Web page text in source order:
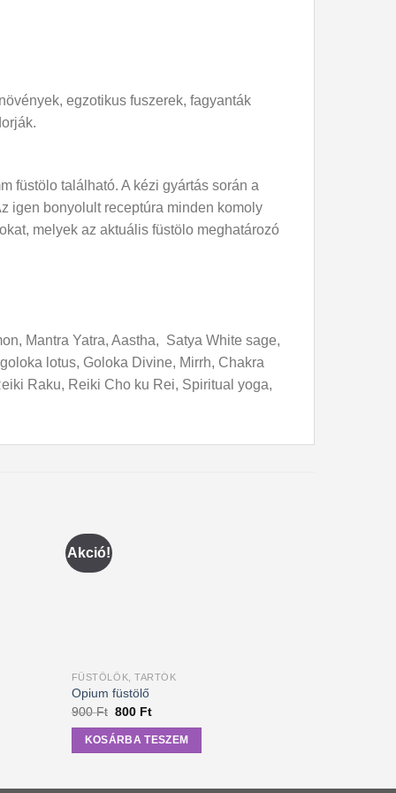
egzotikus fuszerek, fagyanták
füstölo található. A kézi gyártás során a
igen bonyolult receptúra minden komoly
melyek az aktuális füstölo meghatározó
Mantra Yatra, Aastha, Satya White sage,
lotus, Goloka Divine, Mirrh, Chakra
Raku, Reiki Cho ku Rei, Spiritual yoga,
Akció!
FÜSTÖLŐK, TARTÓK
Opium füstölő
900Ft Original
was:
900 Ft.
800 FtCurrent
is:
800 Ft.
KOSÁRBA TESZEM